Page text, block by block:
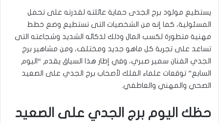
يستطيع مولود برج الجدى حماية عائلته لقدرته على تحمل
المسئولية، كما إنه من الشخصيات التى تستطيع وضع خطط
مهنية متطورة لكسب المال وذلك لذكائه الشديد وشجاعته التى
تساعد على تجربة كل ماهو جديد ومختلف، ومن مشاهير برج
الجدي الفنان سمير صبري، وفي إطار هذا السياق يقدم “اليوم
السابع” توقعات علماء الفلك لأصحاب برج الجدي على الصعيد
الصحي والمهني والعاطفي.
حظك اليوم برج الجدي على الصعيد